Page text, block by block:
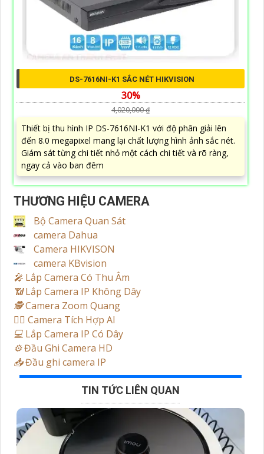
DS-7616NI-K1 SẮC NÉT HIKVISION
30%
4,020,000 ₫
Thiết bị thu hình IP DS-7616NI-K1 với độ phân giải lên
đến 8.0 megapixel mang lại chất lượng hình ảnh sắc nét.
Giám sát từng chi tiết nhỏ một cách chi tiết và rõ ràng,
ngay cả vào ban đêm
THƯƠNG HIỆU CAMERA
Bộ Camera Quan Sát
camera Dahua
Camera HIKVISON
camera KBvision
️🎤️ Lắp Camera Có Thu Âm
📶Lắp Camera IP Không Dây
🕵️Camera Zoom Quang
🧛‍♀️ Camera Tích Hợp AI
💻 Lắp Camera IP Có Dây
⚙️Đầu Ghi Camera HD
📥Đầu ghi camera IP
TIN TỨC LIÊN QUAN